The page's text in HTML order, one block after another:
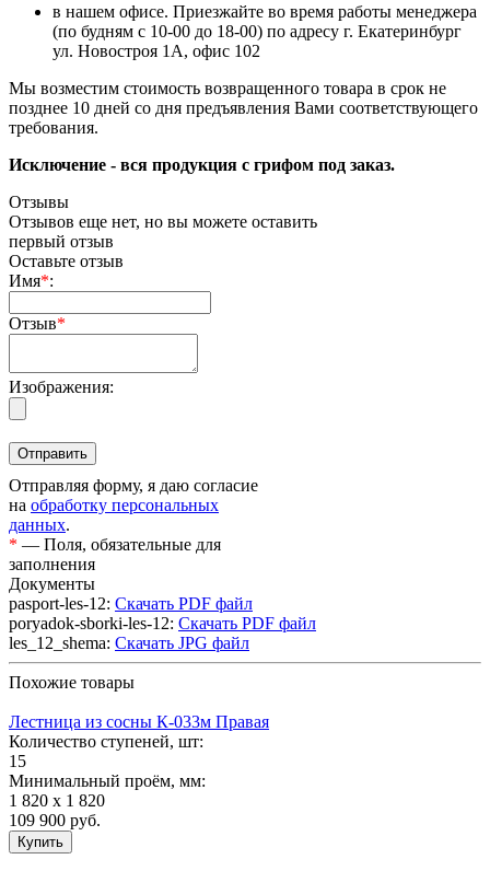
в нашем офисе. Приезжайте во время работы менеджера
(по будням с 10-00 до 18-00) по адресу г. Екатеринбург
ул. Новостроя 1А, офис 102
Мы возместим стоимость возвращенного товара в срок не
позднее 10 дней со дня предъявления Вами соответствующего
требования.
Исключение - вся продукция с грифом под заказ.
Отзывы
Отзывов еще нет, но вы можете оставить
первый отзыв
Оставьте отзыв
Имя*:
Отзыв*
Изображения:
Отправляя форму, я даю согласие
на обработку персональных
данных.
* — Поля, обязательные для
заполнения
Документы
pasport-les-12: Скачать PDF файл
poryadok-sborki-les-12: Скачать PDF файл
les_12_shema: Скачать JPG файл
Похожие товары
Лестница из сосны К-033м Правая
Количество ступеней, шт:
15
Минимальный проём, мм:
1 820 х 1 820
109 900 руб.